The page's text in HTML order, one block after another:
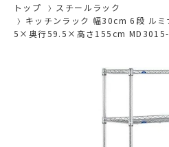
トップ
スチールラック
キッチンラック 幅30cm 6段 ル
5×奥行59.5×高さ155cm